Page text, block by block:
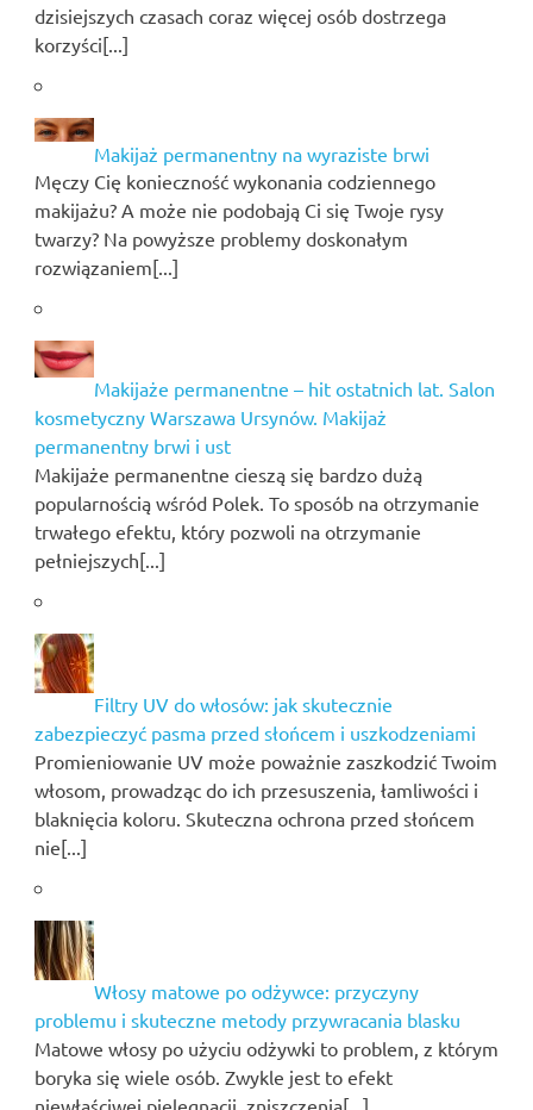
dzisiejszych czasach coraz więcej osób dostrzega
korzyści[...]
Makijaż permanentny na wyraziste brwi
Męczy Cię konieczność wykonania codziennego
makijażu? A może nie podobają Ci się Twoje rysy
twarzy? Na powyższe problemy doskonałym
rozwiązaniem[...]
Makijaże permanentne – hit ostatnich lat. Salon
kosmetyczny Warszawa Ursynów. Makijaż
permanentny brwi i ust
Makijaże permanentne cieszą się bardzo dużą
popularnością wśród Polek. To sposób na otrzymanie
trwałego efektu, który pozwoli na otrzymanie
pełniejszych[...]
Filtry UV do włosów: jak skutecznie
zabezpieczyć pasma przed słońcem i uszkodzeniami
Promieniowanie UV może poważnie zaszkodzić Twoim
włosom, prowadząc do ich przesuszenia, łamliwości i
blaknięcia koloru. Skuteczna ochrona przed słońcem
nie[...]
Włosy matowe po odżywce: przyczyny
problemu i skuteczne metody przywracania blasku
Matowe włosy po użyciu odżywki to problem, z którym
boryka się wiele osób. Zwykle jest to efekt